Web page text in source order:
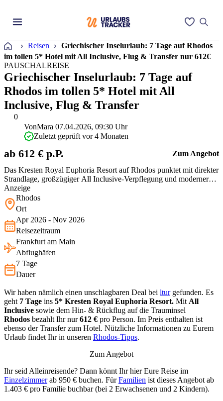
Startseite
Reisen
Griechischer Inselurlaub: 7 Tage auf Rhodos
im tollen 5* Hotel mit All Inclusive, Flug & Transfer nur 612€
0
PAUSCHALREISE
Griechischer Inselurlaub: 7 Tage auf
Rhodos im tollen 5* Hotel mit All
Inclusive, Flug & Transfer
Das Kresten Royal Euphoria Resort auf Rhodos punktet mit direkter
Strandlage, großzügiger All Inclusive-Verpflegung und moderner
Architektur – perfekt für eine entspannte Auszeit zu zweit. Inklusive
Flug und Transfer ist dieses Paket für eine 5*-Anlage auf einer der
schönsten griechischen Inseln ein echter Geheimtipp. Spa, …
VonMara 07.04.2026, 09:30 Uhr
Zuletzt geprüft vor 4 Monaten
ab 612 € p.P. Zum Angebot
Anzeige
Rhodos
Ort
Apr 2026 - Nov 2026
Reisezeitraum
Frankfurt am Main
Abflughäfen
7 Tage
Dauer
Wir haben nämlich einen unschlagbaren Deal bei lturgefunden. Es
geht 7 Tage ins 5* Kresten Royal Euphoria Resort. Mit All
Inclusive sowie dem Hin- & Rückflug auf die Trauminsel
Rhodos bezahlt Ihr nur612 € pro Person. Im Preis enthalten ist
ebenso der Transfer zum Hotel. Nützliche Informationen zu Eurem
Urlaub findet Ihr in unseren Rhodos-Tipps.
Zum Angebot
Ihr seid Alleinreisende? Dann könnt Ihr hier Eure Reise im
Einzelzimmerab 950 € buchen. FürFamilien ist dieses Angebot ab
1.403 € pro Familie buchbar (bei 2 Erwachsenen und 2 Kindern).